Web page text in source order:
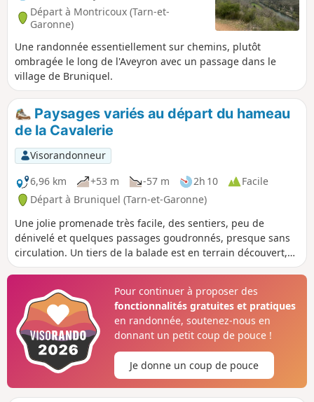
Départ à Montricoux (Tarn-et-
Garonne)
Une randonnée essentiellement sur chemins, plutôt
ombragée le long de l'Aveyron avec un passage dans le
village de Bruniquel.
Paysages variés au départ du hameau
de la Cavalerie
Visorandonneur
6,96 km
+53 m -57 m 2h 10
Facile
Départ à Bruniquel (Tarn-et-Garonne)
Une jolie promenade très facile, des sentiers, peu de
dénivelé et quelques passages goudronnés, presque sans
circulation. Un tiers de la balade est en terrain découvert,
puis les sentiers traversent des paysages variés,
passent en forêt.
Pour continuer à proposer des
fonctionnalités gratuites et pratiques
en randonnée, soutenez-nous en
donnant un petit coup de pouce !
Je donne un coup de pouce